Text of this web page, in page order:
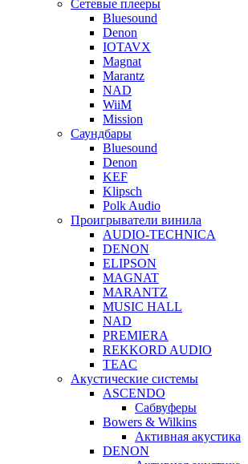
Сетевые плееры
Bluesound
Denon
IOTAVX
Magnat
Marantz
NAD
WiiM
Mission
Саундбары
Bluesound
Denon
KEF
Klipsch
Polk Audio
Проигрыватели винила
AUDIO-TECHNICA
DENON
ELIPSON
MAGNAT
MARANTZ
MUSIC HALL
NAD
PREMIERA
REKKORD AUDIO
TEAC
Акустические системы
ASCENDO
Сабвуферы
Bowers & Wilkins
Активная акустика
DENON